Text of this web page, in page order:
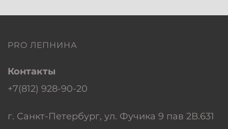
PRO ЛЕПНИНА
Контакты
+7(812) 928-90-20
г. Санкт-Петербург, ул. Фучика 9 пав 2В.631